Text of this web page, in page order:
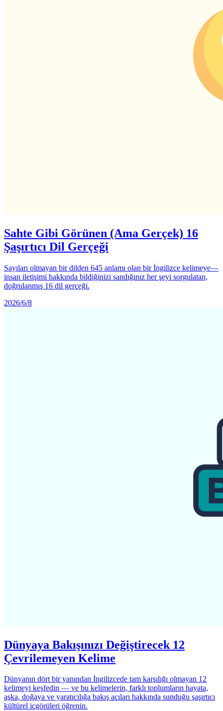
Sahte Gibi Görünen (Ama Gerçek) 16
Şaşırtıcı Dil Gerçeği
Sayıları olmayan bir dilden 645 anlamı olan bir İngilizce kelimeye—
insan iletişimi hakkında bildiğinizi sandığınız her şeyi sorgulatan,
doğrulanmış 16 dil gerçeği.
2026/6/8
Dünyaya Bakışınızı Değiştirecek 12
Çevrilemeyen Kelime
Dünyanın dört bir yanından İngilizcede tam karşılığı olmayan 12
kelimeyi keşfedin — ve bu kelimelerin, farklı toplumların hayata,
aşka, doğaya ve yaratıcılığa bakış açıları hakkında sunduğu şaşırtıcı
kültürel içgörüleri öğrenin.